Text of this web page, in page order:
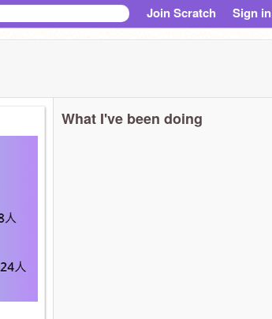
Join Scratch Sign in
What I've been doing